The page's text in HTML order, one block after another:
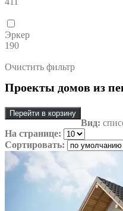
Эркер
190
Очистить фильтр
Проекты домов из
Перейти в корзину
Вид:
На странице:
Сортировать: